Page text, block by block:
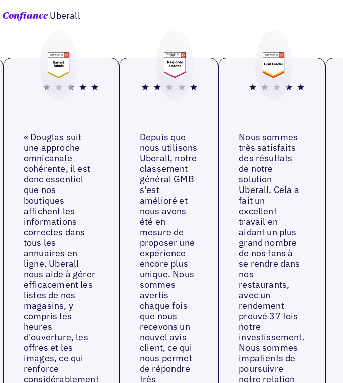
Confiance Uberall
« Douglas suit
une approche
omnicanale
cohérente, il est
donc essentiel
que nos
boutiques
affichent les
informations
correctes dans
tous les
annuaires en
ligne. Uberall
nous aide à gérer
efficacement les
listes de nos
magasins, y
compris les
heures
d'ouverture, les
offres et les
images, ce qui
renforce
considérablement
Depuis que
nous utilisons
Uberall, notre
classement
général GMB
s'est
amélioré et
nous avons
été en
mesure de
proposer une
expérience
encore plus
unique. Nous
sommes
avertis
chaque fois
que nous
recevons un
nouvel avis
client, ce qui
nous permet
de répondre
très
Nous sommes
très satisfaits
des résultats
de notre
solution
Uberall. Cela a
fait un
excellent
travail en
aidant un plus
grand nombre
de nos fans à
se rendre dans
nos
restaurants,
avec un
rendement
prouvé 37 fois
notre
investissement.
Nous sommes
impatients de
poursuivre
notre relation